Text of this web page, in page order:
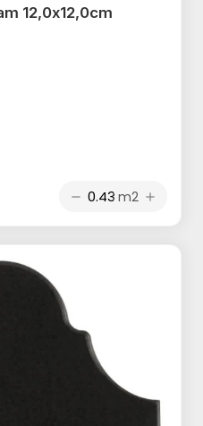
12,0x12,0cm
remove m2 add